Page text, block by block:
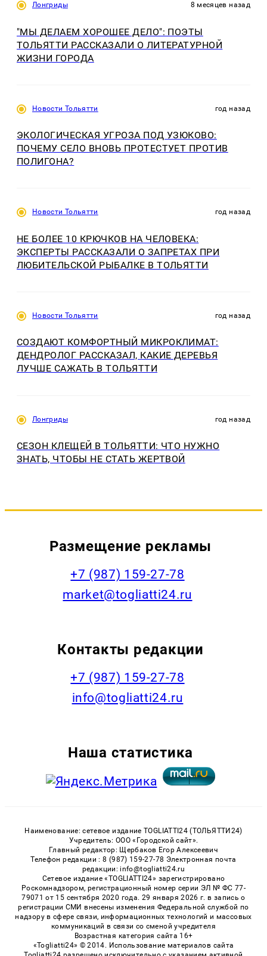
Лонгриды 8 месяцев назад
"МЫ ДЕЛАЕМ ХОРОШЕЕ ДЕЛО": ПОЭТЫ
ТОЛЬЯТТИ РАССКАЗАЛИ О ЛИТЕРАТУРНОЙ
ЖИЗНИ ГОРОДА
Новости Тольятти год назад
ЭКОЛОГИЧЕСКАЯ УГРОЗА ПОД УЗЮКОВО:
ПОЧЕМУ СЕЛО ВНОВЬ ПРОТЕСТУЕТ ПРОТИВ
ПОЛИГОНА?
Новости Тольятти год назад
НЕ БОЛЕЕ 10 КРЮЧКОВ НА ЧЕЛОВЕКА:
ЭКСПЕРТЫ РАССКАЗАЛИ О ЗАПРЕТАХ ПРИ
ЛЮБИТЕЛЬСКОЙ РЫБАЛКЕ В ТОЛЬЯТТИ
Новости Тольятти год назад
СОЗДАЮТ КОМФОРТНЫЙ МИКРОКЛИМАТ:
ДЕНДРОЛОГ РАССКАЗАЛ, КАКИЕ ДЕРЕВЬЯ
ЛУЧШЕ САЖАТЬ В ТОЛЬЯТТИ
Лонгриды год назад
СЕЗОН КЛЕЩЕЙ В ТОЛЬЯТТИ: ЧТО НУЖНО
ЗНАТЬ, ЧТОБЫ НЕ СТАТЬ ЖЕРТВОЙ
Размещение рекламы
+7 (987) 159-27-78
market@togliatti24.ru
Контакты редакции
+7 (987) 159-27-78
info@togliatti24.ru
Наша статистика
Наименование: сетевое издание TOGLIATTI24 (ТОЛЬЯТТИ24)
Учредитель: ООО «Городской сайт».
Главный редактор: Щербаков Егор Алексеевич
Телефон редакции : 8 (987) 159-27-78 Электронная почта
редакции: info@togliatti24.ru
Сетевое издание «TOGLIATTI24» зарегистрировано
Роскомнадзором, регистрационный номер серии ЭЛ № ФС 77-
79071 от 15 сентября 2020 года. 29 января 2026 г. в запись о
регистрации СМИ внесены изменения Федеральной службой по
надзору в сфере связи, информационных технологий и массовых
коммуникаций в связи со сменой учредителя
Возрастная категория сайта 16+
«Togliatti24» © 2014. Использование материалов сайта